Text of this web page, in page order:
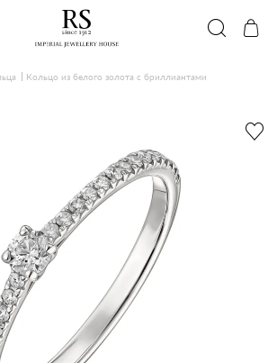
Кольцо из белого золота с бриллиантами